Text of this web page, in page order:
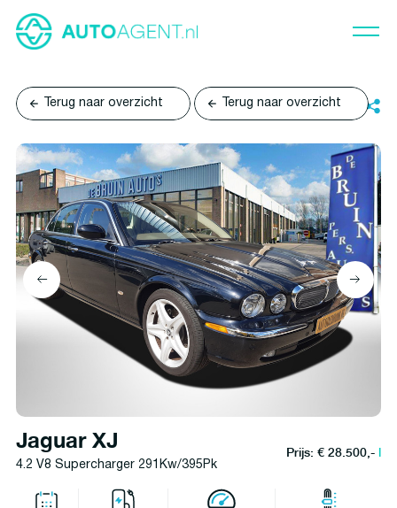
Terug naar overzicht Terug naar overzicht
Jaguar XJ
4.2 V8 Supercharger 291Kw/395Pk
Prijs: € 28.500,-l